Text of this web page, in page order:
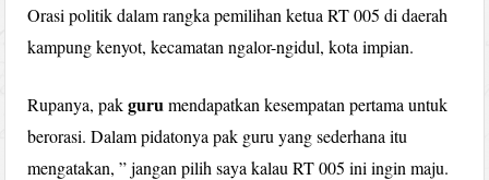
Orasi politik dalam rangka pemilihan ketua RT 005 di daerah
kampung kenyot, kecamatan ngalor-ngidul, kota impian.
Rupanya, pakguru mendapatkan kesempatan pertama untuk
berorasi. Dalam pidatonya pak guru yang sederhana itu
mengatakan, ” jangan pilih saya kalau RT 005 ini ingin maju.